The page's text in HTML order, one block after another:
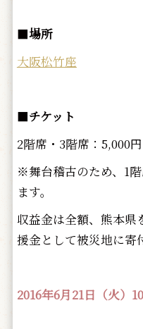
■場所
大阪松竹座
■チケット
2階席・3階席：5,000円
※舞台稽古のため、1
ます。
収益金は全額、熊本県
援金として被災地に寄
2016年6月21日（火）